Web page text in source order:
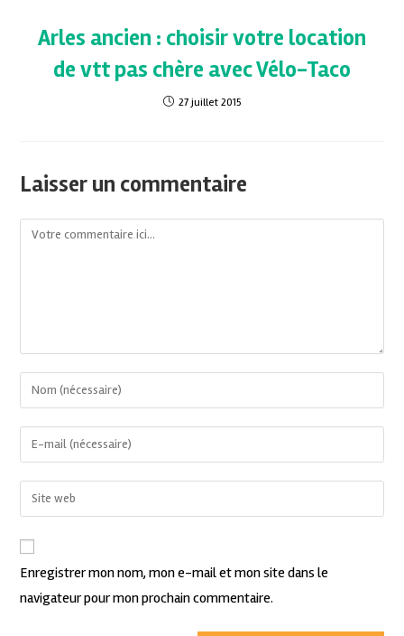
Arles ancien : choisir votre location
de vtt pas chère avec Vélo-Taco
27 juillet 2015
Laisser un commentaire
Enregistrer mon nom, mon e-mail et mon site dans le
navigateur pour mon prochain commentaire.